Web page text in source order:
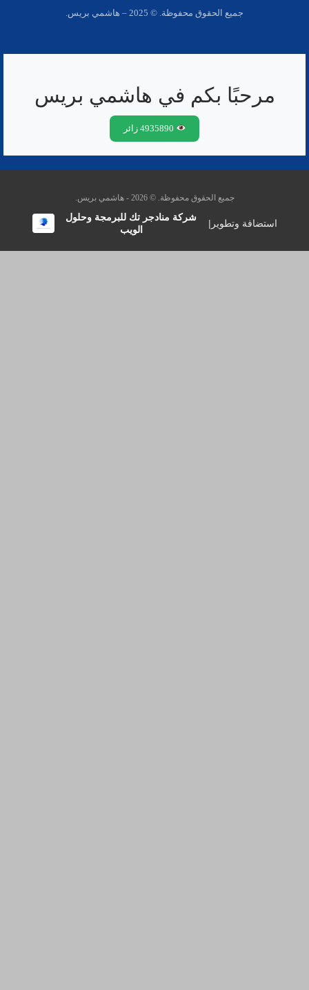
جميع الحقوق محفوظة. © 2025 – هاشمي بريس.
مرحبًا بكم في هاشمي بريس
جميع الحقوق محفوظة. © 2026 - هاشمي بريس.
استضافة وتطوير |
شركة منادجر تك للبرمجة وحلول
الويب